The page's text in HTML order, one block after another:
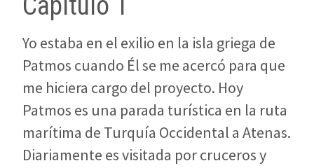
Yo estaba en el exilio en la isla griega de
Patmos cuando Él se me acercó para que
me hiciera cargo del proyecto. Hoy
Patmos es una parada turística en la ruta
marítima de Turquía Occidental a Atenas.
Diariamente es visitada por cruceros y